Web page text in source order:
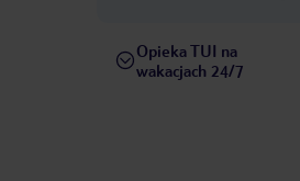
Opieka TUI na
wakacjach 24/7